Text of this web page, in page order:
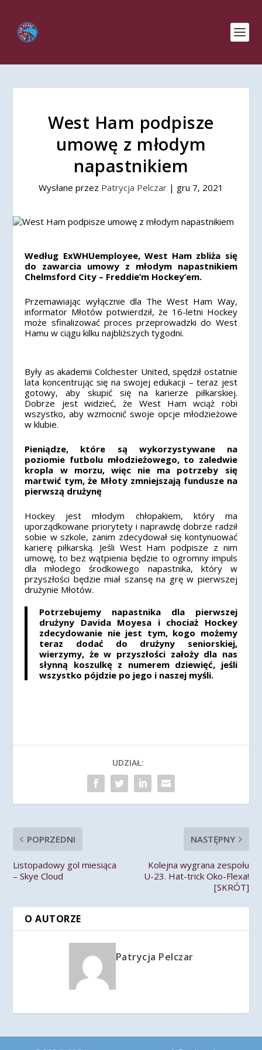
West Ham podpisze
umowę z młodym
napastnikiem
Wysłane przez Patrycja Pelczar | gru 7, 2021
Według ExWHUemployee, West Ham zbliża się
do zawarcia umowy z młodym napastnikiem
Chelmsford City – Freddie’m Hockey’em.
Przemawiając wyłącznie dla The West Ham Way,
informator Młotów potwierdził, że 16-letni Hockey
może sfinalizować proces przeprowadzki do West
Hamu w ciągu kilku najbliższych tygodni.
Były as akademii Colchester United, spędził ostatnie
lata koncentrując się na swojej edukacji – teraz jest
gotowy, aby skupić się na karierze piłkarskiej.
Dobrze jest widzieć, że West Ham wciąż robi
wszystko, aby wzmocnić swoje opcje młodzieżowe
w klubie.
Pieniądze, które są wykorzystywane na
poziomie futbolu młodzieżowego, to zaledwie
kropla w morzu, więc nie ma potrzeby się
martwić tym, że Młoty zmniejszają fundusze na
pierwszą drużynę
Hockey jest młodym chłopakiem, który ma
uporządkowane priorytety i naprawdę dobrze radził
sobie w szkole, zanim zdecydował się kontynuować
karierę piłkarską. Jeśli West Ham podpisze z nim
umowę, to bez wątpienia będzie to ogromny impuls
dla młodego środkowego napastnika, który w
przyszłości będzie miał szansę na grę w pierwszej
drużynie Młotów.
Potrzebujemy napastnika dla pierwszej
drużyny Davida Moyesa i chociaż Hockey
zdecydowanie nie jest tym, kogo możemy
teraz dodać do drużyny seniorskiej,
wierzymy, że w przyszłości założy dla nas
słynną koszulkę z numerem dziewięć, jeśli
wszystko pójdzie po jego i naszej myśli.
UDZIAŁ:
POPRZEDNI
Listopadowy gol miesiąca
– Skye Cloud
NASTĘPNY
Kolejna wygrana zespołu
U-23. Hat-trick Oko-Flexa!
[SKRÓT]
O AUTORZE
Patrycja Pelczar